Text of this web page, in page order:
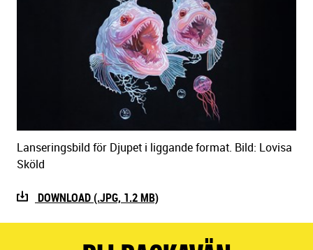
Lanseringsbild för Djupet i liggande format. Bild: Lovisa
Sköld
DOWNLOAD (.JPG, 1.2 MB)